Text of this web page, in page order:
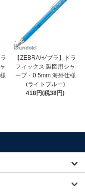
【ZEBRA/ゼブラ】ドラ
フィックス 製図用シャ
ープ・0.5mm 海外仕様
(ライトブルー)
418円(税38円)